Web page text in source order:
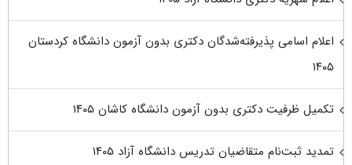
اعلام اسامی پذیرفته‌شدگان دکتری بدون آزمون دانشگاه کردستان
۱۴۰۵
تکمیل ظرفیت دکتری بدون آزمون دانشگاه کاشان ۱۴۰۵
تمدید ثبت‌نام متقاضیان تدریس دانشگاه آزاد ۱۴۰۵